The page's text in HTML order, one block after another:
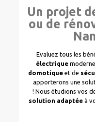
Un projet
ou de
Evaluez tous les
électrique
domotique et de
apporterons une
! Nous étudions vos
solution adaptéeà